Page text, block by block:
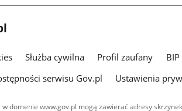
Służba cywilna Profil zaufany BIP
serwisu Gov.pl
Ustawienia
domenie www.gov.pl mogą zawierać adresy